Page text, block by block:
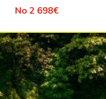
No 2 698€